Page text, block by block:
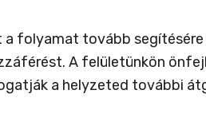
a folyamat tovább
A felületünkön
a helyzeted további